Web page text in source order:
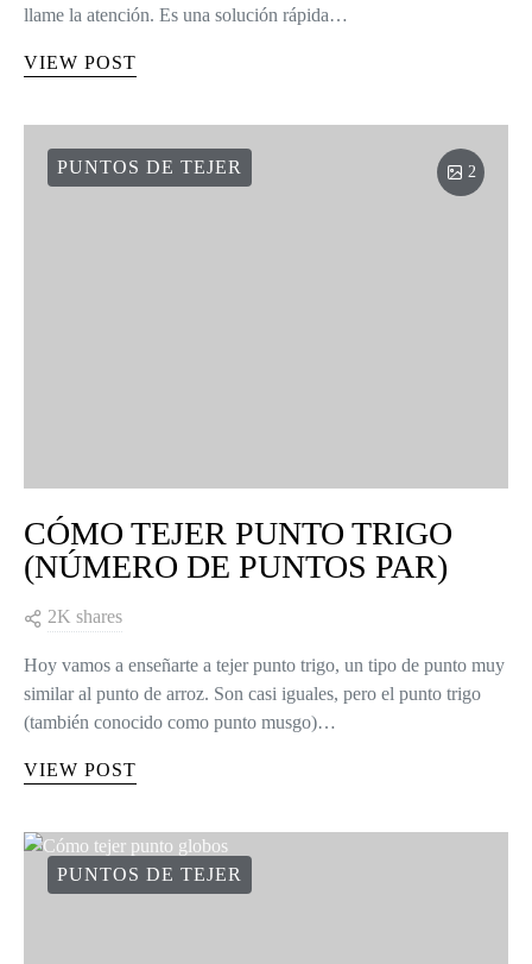
llame la atención. Es una solución rápida…
VIEW POST
PUNTOS DE TEJER 2
CÓMO TEJER PUNTO TRIGO
(NÚMERO DE PUNTOS PAR)
2K shares
Hoy vamos a enseñarte a tejer punto trigo, un tipo de punto muy
similar al punto de arroz. Son casi iguales, pero el punto trigo
(también conocido como punto musgo)…
VIEW POST
PUNTOS DE TEJER